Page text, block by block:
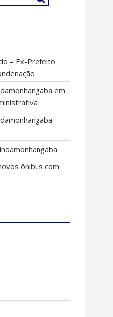
– Ex-Prefeito
em
ônibus com